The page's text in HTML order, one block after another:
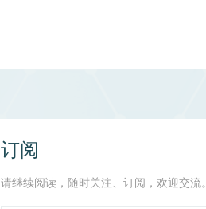
订阅
请继续阅读，随时关注、订阅，欢迎交流。